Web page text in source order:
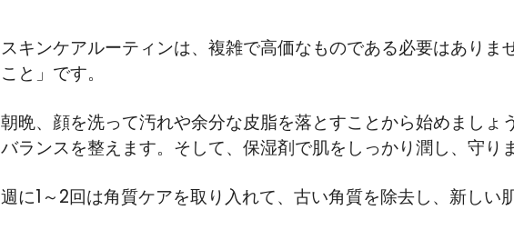
スキンケアルーティンは、複雑で高価なものである必要はありま
こと」です。
朝晩、顔を洗って汚れや余分な皮脂を落とすことから始めましょ
バランスを整えます。そして、保湿剤で肌をしっかり潤し、守りま
週に1～2回は角質ケアを取り入れて、古い角質を除去し、新しい